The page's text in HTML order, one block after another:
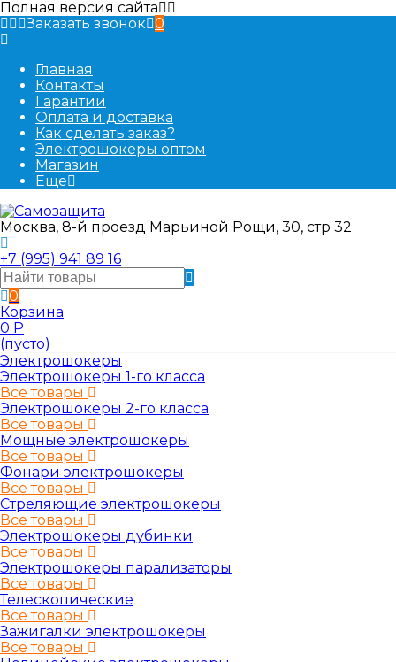
Полная версия сайта
Заказать звонок 0
Главная
Контакты
Гарантии
Оплата и доставка
Как сделать заказ?
Электрошокеры оптом
Магазин
Еще
Москва, 8-й проезд Марьиной Рощи, 30, стр 32
+7 (995) 941 89 16
0
Корзина
0 Р
(пусто)
Электрошокеры
Электрошокеры 1-го класса
Все товары
Электрошокеры 2-го класса
Все товары
Мощные электрошокеры
Все товары
Фонари электрошокеры
Все товары
Стреляющие электрошокеры
Все товары
Электрошокеры дубинки
Все товары
Электрошокеры парализаторы
Все товары
Телескопические
Все товары
Зажигалки электрошокеры
Все товары